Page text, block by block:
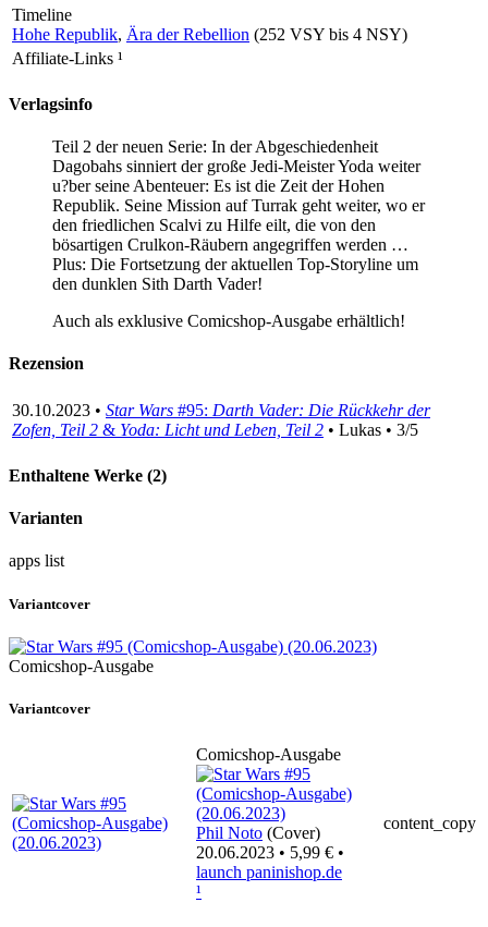
Timeline
Hohe Republik, Ära der Rebellion (252 VSY bis 4 NSY)
Affiliate-Links ¹
Verlagsinfo
Teil 2 der neuen Serie: In der Abgeschiedenheit
Dagobahs sinniert der große Jedi-Meister Yoda weiter
u?ber seine Abenteuer: Es ist die Zeit der Hohen
Republik. Seine Mission auf Turrak geht weiter, wo er
den friedlichen Scalvi zu Hilfe eilt, die von den
bösartigen Crulkon-Räubern angegriffen werden …
Plus: Die Fortsetzung der aktuellen Top-Storyline um
den dunklen Sith Darth Vader!
Auch als exklusive Comicshop-Ausgabe erhältlich!
Rezension
30.10.2023 • Star Wars #95: Darth Vader: Die Rückkehr der
Zofen, Teil 2 & Yoda: Licht und Leben, Teil 2 • Lukas • 3/5
Enthaltene Werke (2)
Varianten
apps list
Variantcover
Comicshop-Ausgabe
Variantcover
Comicshop-Ausgabe
Phil Noto (Cover)
20.06.2023 • 5,99 € •
launch paninishop.de
¹
content_copy